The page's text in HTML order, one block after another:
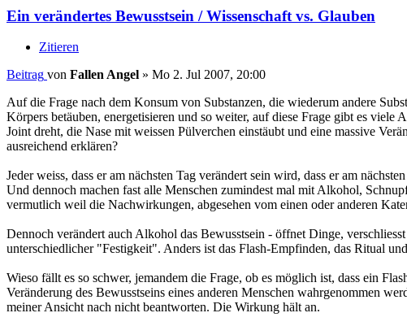
Ein verändertes Bewusstsein / Wissenschaft vs. Glauben
Zitieren
Beitrag von Fallen Angel » Mo 2. Jul 2007, 20:00
Auf die Frage nach dem Konsum von Substanzen, die wiederum andere
Körpers betäuben, energetisieren und so weiter, auf diese Frage gibt es
Joint dreht, die Nase mit weissen Pülverchen einstäubt und eine massive
ausreichend erklären?
Jeder weiss, dass er am nächsten Tag verändert sein wird, dass er am
Und dennoch machen fast alle Menschen zumindest mal mit Alkohol,
vermutlich weil die Nachwirkungen, abgesehen vom einen oder anderen
Dennoch verändert auch Alkohol das Bewusstsein - öffnet Dinge,
unterschiedlicher "Festigkeit". Anders ist das Flash-Empfinden, das Ritual
Wieso fällt es so schwer, jemandem die Frage, ob es möglich ist, dass ein
Veränderung des Bewusstseins eines anderen Menschen wahrgenommen
meiner Ansicht nach nicht beantworten. Die Wirkung hält an.